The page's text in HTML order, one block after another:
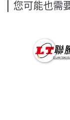
您可能也需